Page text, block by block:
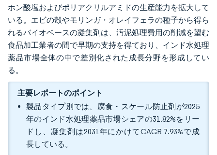
ホン酸塩およびポリアクリルアミドの生産能力を拡大して
いる。エビの殻やモリンガ・オレイフェラの種子から得ら
れるバイオベースの凝集剤は、汚泥処理費用の削減を望む
食品加工業者の間で早期の支持を得ており、インド水処理
薬品市場全体の中で差別化された成長分野を形成してい
る。
主要レポートのポイント
製品タイプ別では、腐食・スケール防止剤が2025
年のインド水処理薬品市場シェアの31.82%をリー
ドし、凝集剤は2031年にかけてCAGR 7.93%で成
長している。